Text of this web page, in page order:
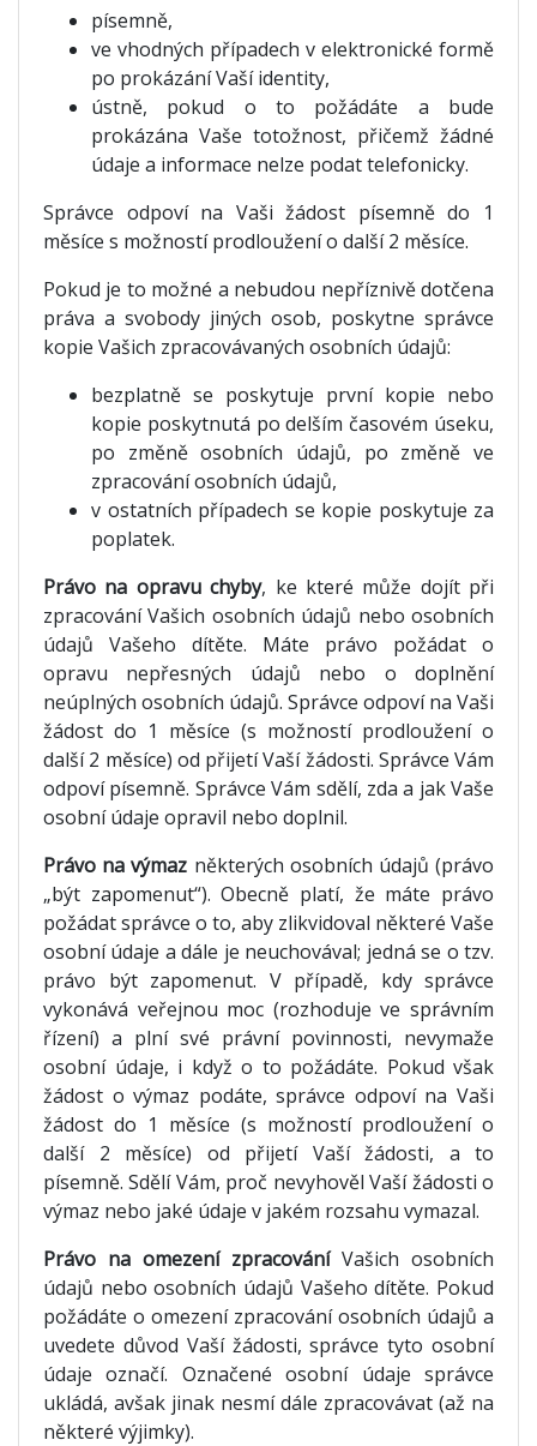
písemně,
ve vhodných případech v elektronické formě
po prokázání Vaší identity,
ústně, pokud o to požádáte a bude
prokázána Vaše totožnost, přičemž žádné
údaje a informace nelze podat telefonicky.
Správce odpoví na Vaši žádost písemně do 1
měsíce s možností prodloužení o další 2 měsíce.
Pokud je to možné a nebudou nepříznivě dotčena
práva a svobody jiných osob, poskytne správce
kopie Vašich zpracovávaných osobních údajů:
bezplatně se poskytuje první kopie nebo
kopie poskytnutá po delším časovém úseku,
po změně osobních údajů, po změně ve
zpracování osobních údajů,
v ostatních případech se kopie poskytuje za
poplatek.
Právo na opravu chyby, ke které může dojít při
zpracování Vašich osobních údajů nebo osobních
údajů Vašeho dítěte. Máte právo požádat o
opravu nepřesných údajů nebo o doplnění
neúplných osobních údajů. Správce odpoví na Vaši
žádost do 1 měsíce (s možností prodloužení o
další 2 měsíce) od přijetí Vaší žádosti. Správce Vám
odpoví písemně. Správce Vám sdělí, zda a jak Vaše
osobní údaje opravil nebo doplnil.
Právo na výmaz některých osobních údajů (právo
„být zapomenut“). Obecně platí, že máte právo
požádat správce o to, aby zlikvidoval některé Vaše
osobní údaje a dále je neuchovával; jedná se o tzv.
právo být zapomenut. V případě, kdy správce
vykonává veřejnou moc (rozhoduje ve správním
řízení) a plní své právní povinnosti, nevymaže
osobní údaje, i když o to požádáte. Pokud však
žádost o výmaz podáte, správce odpoví na Vaši
žádost do 1 měsíce (s možností prodloužení o
další 2 měsíce) od přijetí Vaší žádosti, a to
písemně. Sdělí Vám, proč nevyhověl Vaší žádosti o
výmaz nebo jaké údaje v jakém rozsahu vymazal.
Právo na omezení zpracováníVašich osobních
údajů nebo osobních údajů Vašeho dítěte. Pokud
požádáte o omezení zpracování osobních údajů a
uvedete důvod Vaší žádosti, správce tyto osobní
údaje označí. Označené osobní údaje správce
ukládá, avšak jinak nesmí dále zpracovávat (až na
některé výjimky).